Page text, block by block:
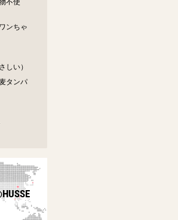
ンちゃ
しい）
タンパ